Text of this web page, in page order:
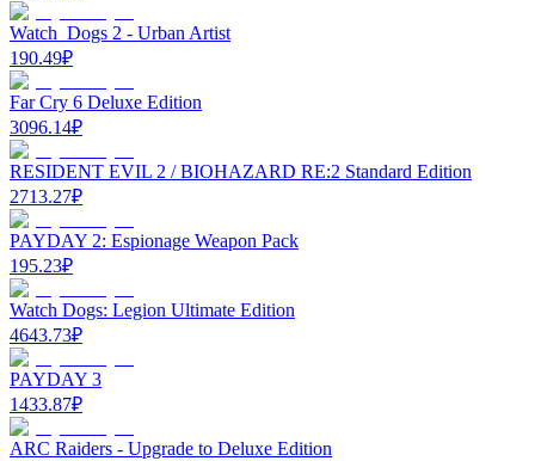
Watch_Dogs 2 - Urban Artist
190.49₽
Far Cry 6 Deluxe Edition
3096.14₽
RESIDENT EVIL 2 / BIOHAZARD RE:2 Standard Edition
2713.27₽
PAYDAY 2: Espionage Weapon Pack
195.23₽
Watch Dogs: Legion Ultimate Edition
4643.73₽
PAYDAY 3
1433.87₽
ARC Raiders - Upgrade to Deluxe Edition